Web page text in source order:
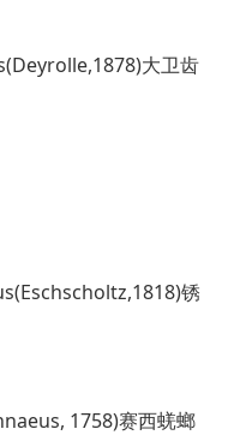
大卫齿
锈
1758)赛西蜣螂